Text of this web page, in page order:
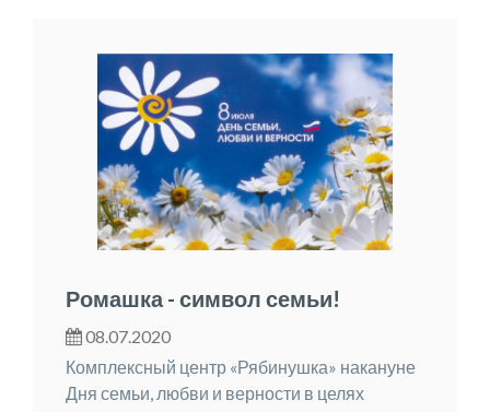
Ромашка - символ семьи!
08.07.2020
Комплексный центр «Рябинушка» накануне
Дня семьи, любви и верности в целях